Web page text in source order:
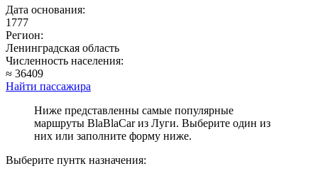
Дата основания:
1777
Регион:
Ленинградская область
Численность населения:
≈ 36409
Найти пассажира
Ниже представленны самые популярные
маршруты BlaBlaCar из Луги. Выберите один из
них или заполните форму ниже.
Выберите пунтк назначения: